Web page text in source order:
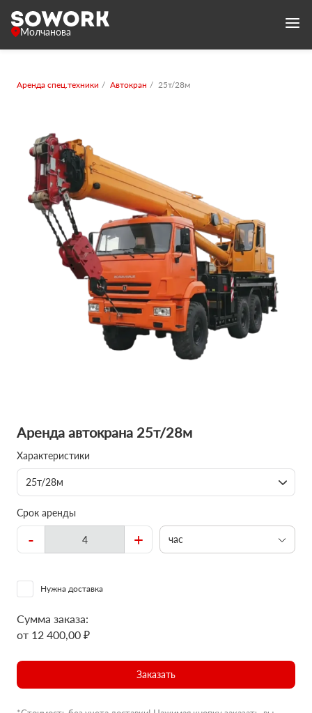
Молчанова
Аренда спец.техники Автокран 25т/28м
Аренда автокрана 25т/28м
Характеристики
25т/28м
Срок аренды
- + час
Нужна доставка
Сумма заказа:
от 12 400,00 ₽
Заказать